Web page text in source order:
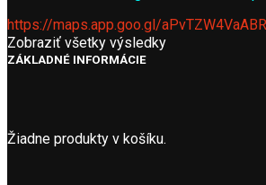
Zobraziť všetky výsledky
Žiadne produkty v košíku.
https://maps.app.goo.gl/
ZÁKLADNÉ INFORMÁCIE